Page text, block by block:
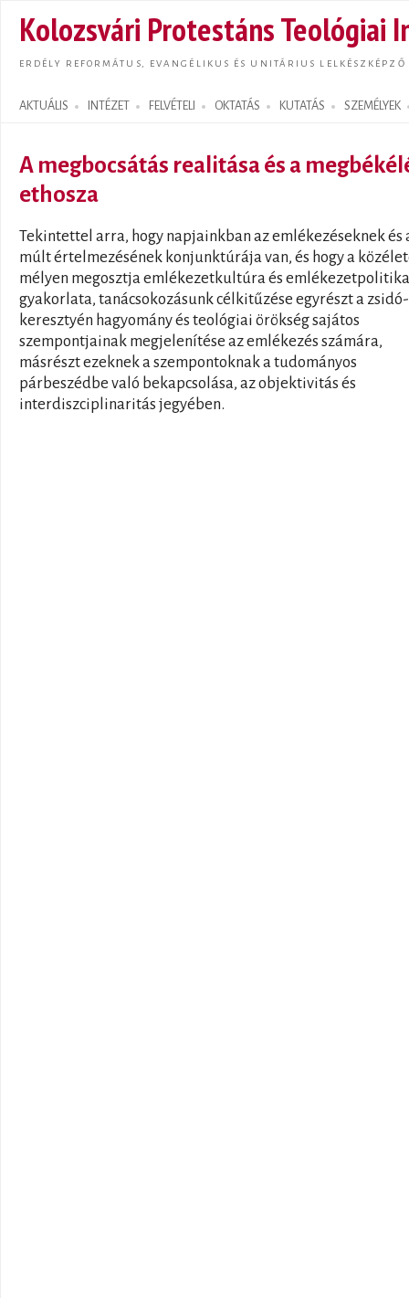
Kolozsvári Protestáns Teológiai
ERDÉLY REFORMÁTUS, EVANGÉLIKUS ÉS UNITÁRIUS LELKÉSZKÉPZŐ
AKTUÁLIS INTÉZET FELVÉTELI OKTATÁS KUTATÁS SZEMÉLYEK
Search form
A megbocsátás realitása és a
ethosza
Tekintettel arra, hogy napjainkban az emlékezéseknek és
múlt értelmezésének konjunktúrája van, és hogy a
mélyen megosztja emlékezetkultúra és emlékezetpolitika
gyakorlata, tanácsokozásunk célkitűzése egyrészt a zsidó-
keresztyén hagyomány és teológiai örökség sajátos
szempontjainak megjelenítése az emlékezés számára,
másrészt ezeknek a szempontoknak a tudományos
párbeszédbe való bekapcsolása, az objektivitás és
interdiszciplinaritás jegyében.